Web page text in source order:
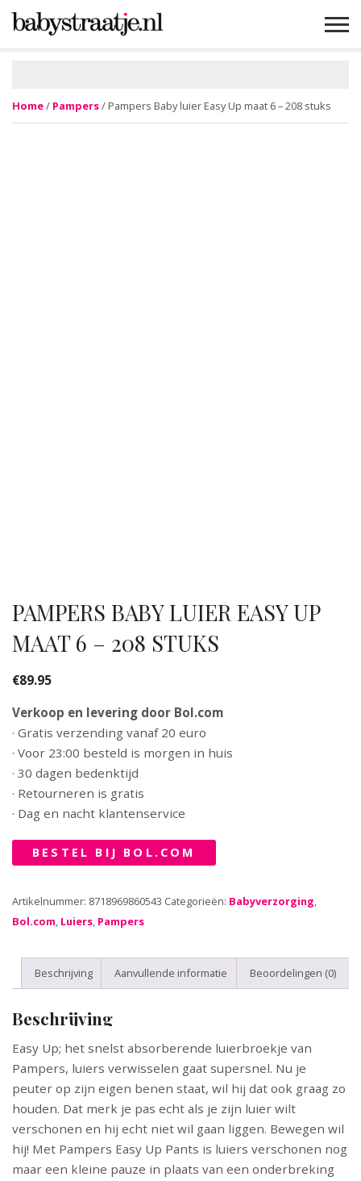
Home/ Pampers/ Pampers Baby luier Easy Up maat 6 – 208 stuks
PAMPERS BABY LUIER EASY UP
MAAT 6 – 208 STUKS
€89.95
Verkoop en levering door Bol.com
· Gratis verzending vanaf 20 euro
· Voor 23:00 besteld is morgen in huis
· 30 dagen bedenktijd
· Retourneren is gratis
· Dag en nacht klantenservice
BESTEL BIJ BOL.COM
Artikelnummer: 8718969860543 Categorieën: Babyverzorging,
Bol.com, Luiers, Pampers
Beschrijving Aanvullende informatie Beoordelingen (0)
Beschrijving
Easy Up; het snelst absorberende luierbroekje van
Pampers, luiers verwisselen gaat supersnel. Nu je
peuter op zijn eigen benen staat, wil hij dat ook graag zo
houden. Dat merk je pas echt als je zijn luier wilt
verschonen en hij echt niet wil gaan liggen. Bewegen wil
hij! Met Pampers Easy Up Pants is luiers verschonen nog
maar een kleine pauze in plaats van een onderbreking